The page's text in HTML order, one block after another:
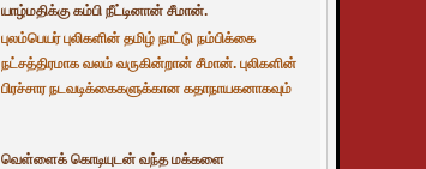
யாழ்மதிக்கு கம்பி நீட்டினான் சீமான்.
புலம்பெயர் புலிகளின் தமிழ் நாட்டு நம்பிக்கை
நட்சத்திரமாக வலம் வருகின்றான் சீமான். புலிகளின்
பிரச்சார நடவடிக்கைகளுக்கான கதாநாயகனாகவும்
வெள்ளைக் கொடியுடன் வந்த மக்களை